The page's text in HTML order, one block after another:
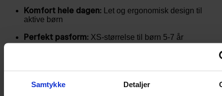
Samtykke Detaljer
Komfort hele dagen: Let og ergonomisk design til
aktive børn
Perfekt pasform: XS-størrelse til børn 5-7 år
Deep Ocean Matte – Zone Blue Light Grey (Cat. 3)